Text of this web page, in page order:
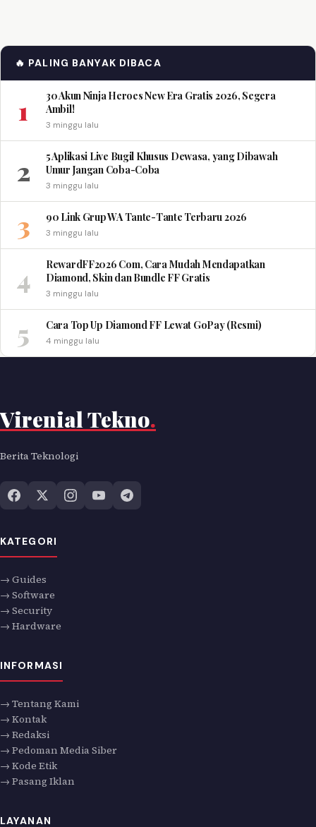
🔥 PALING BANYAK DIBACA
1
30 Akun Ninja Heroes New Era Gratis 2026, Segera
Ambil!
3 minggu lalu
2
5 Aplikasi Live Bugil Khusus Dewasa, yang Dibawah
Umur Jangan Coba-Coba
3 minggu lalu
3 90 Link Grup WA Tante-Tante Terbaru 2026
3 minggu lalu
4
RewardFF2026 Com, Cara Mudah Mendapatkan
Diamond, Skin dan Bundle FF Gratis
3 minggu lalu
5 Cara Top Up Diamond FF Lewat GoPay (Resmi)
4 minggu lalu
Virenial Tekno.
Berita Teknologi
KATEGORI
→ Guides
→ Software
→ Security
→ Hardware
INFORMASI
→ Tentang Kami
→ Kontak
→ Redaksi
→ Pedoman Media Siber
→ Kode Etik
→ Pasang Iklan
LAYANAN